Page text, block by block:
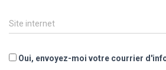
Site internet
Oui, envoyez-moi votre courrier